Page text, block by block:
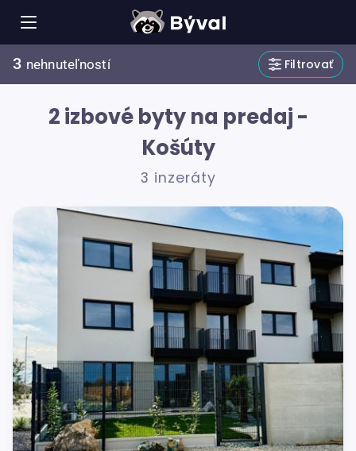
3 nehnuteľností Filtrovať
2 izbové byty na predaj -
Košúty
3 inzeráty